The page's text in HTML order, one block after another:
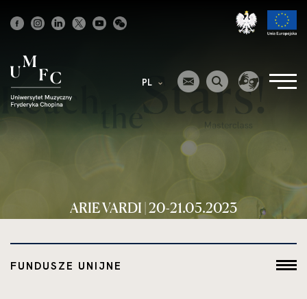
główna
PL
ARIE VARDI | 20-21.05.2023
FUNDUSZE UNIJNE